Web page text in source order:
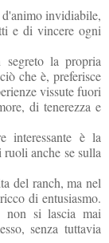
invidiabile,
e di vincere ogni
la propria
che è, preferisce
vissute fuori
di tenerezza e
interessante è la
anche se sulla
del ranch, ma nel
di entusiasmo.
non si lascia mai
senza tuttavia